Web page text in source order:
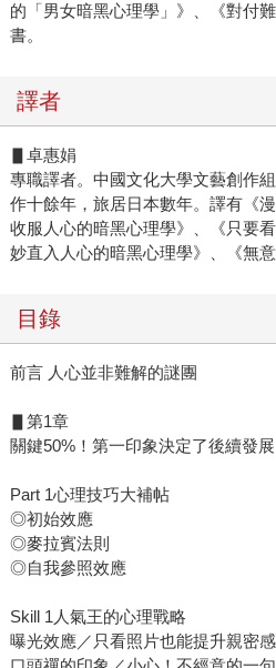
的「男女暗黑心理學」》、《對付
書。
譯者
▋卓惠娟
專職譯者。中國文化大學文藝創作
作十餘年，旅居日本數年。譯有《
收服人心的暗黑心理學》、《只要
妙直入人心的暗黑心理學》、《無
目錄
前言 人心並非難解的謎團
▋第1章
關鍵50%！第一印象決定了後續發展
Part 1心理技巧大補帖
◎初始效應
◎麥拉賓法則
◎自我參照效應
Skill 1人氣王的心理戰略
曝光效應／只看照片也能提升親密感